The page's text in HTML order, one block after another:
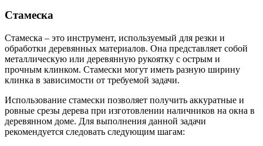
Стамеска
Стамеска – это инструмент, используемый для резки и
обработки деревянных материалов. Она представляет собой
металлическую или деревянную рукоятку с острым и
прочным клинком. Стамески могут иметь разную ширину
клинка в зависимости от требуемой задачи.
Использование стамески позволяет получить аккуратные и
ровные срезы дерева при изготовлении наличников на окна в
деревянном доме. Для выполнения данной задачи
рекомендуется следовать следующим шагам: